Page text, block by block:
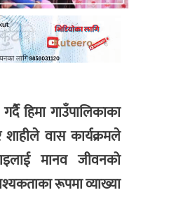
हिमा गाउँपालिकाका
वास कार्यक्रमले
मानव जीवनको
रूपमा व्याख्या